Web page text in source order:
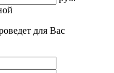
для Вас